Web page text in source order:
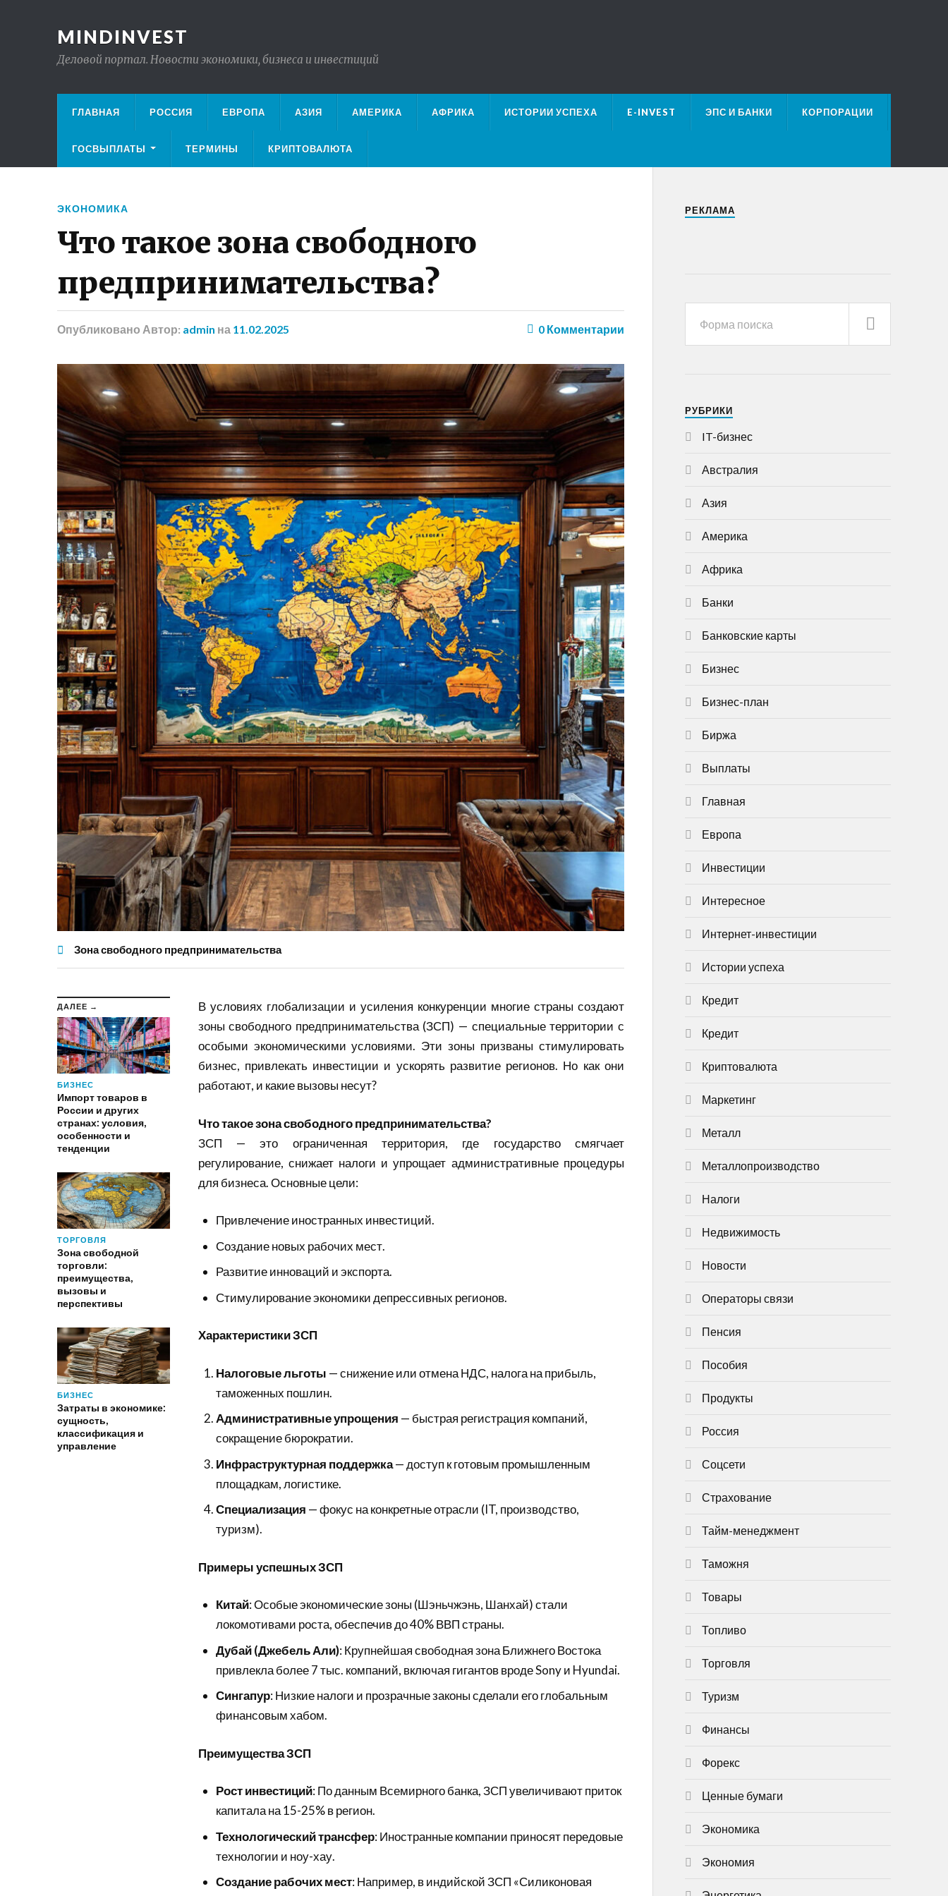
MINDINVEST
Деловой портал. Новости экономики, бизнеса и инвестиций
ГЛАВНАЯ РОССИЯ ЕВРОПА АЗИЯ АМЕРИКА АФРИКА ИСТОРИИ УСПЕХА E-INVEST ЭПС И БАНКИ КОРПОРАЦИИ
ГОСВЫПЛАТЫ ТЕРМИНЫ КРИПТОВАЛЮТА
ЭКОНОМИКА
Что такое зона свободного
предпринимательства?
Опубликовано Автор: admin на 11.02.2025 0Комментарии
Зона свободного предпринимательства
ДАЛЕЕ →
БИЗНЕС
Импорт товаров в
России и других
странах: условия,
особенности и
тенденции
ТОРГОВЛЯ
Зона свободной
торговли:
преимущества,
вызовы и
перспективы
БИЗНЕС
Затраты в экономике:
сущность,
классификация и
управление
В условиях глобализации и усиления конкуренции многие страны создают
зоны свободного предпринимательства (ЗСП) — специальные территории с
особыми экономическими условиями. Эти зоны призваны стимулировать
бизнес, привлекать инвестиции и ускорять развитие регионов. Но как они
работают, и какие вызовы несут?
Что такое зона свободного предпринимательства?
ЗСП — это ограниченная территория, где государство смягчает
регулирование, снижает налоги и упрощает административные процедуры
для бизнеса. Основные цели:
Привлечение иностранных инвестиций.
Создание новых рабочих мест.
Развитие инноваций и экспорта.
Стимулирование экономики депрессивных регионов.
Характеристики ЗСП
Налоговые льготы — снижение или отмена НДС, налога на прибыль,
таможенных пошлин.
Административные упрощения — быстрая регистрация компаний,
сокращение бюрократии.
Инфраструктурная поддержка— доступ к готовым промышленным
площадкам, логистике.
Специализация — фокус на конкретные отрасли (IT, производство,
туризм).
Примеры успешных ЗСП
Китай: Особые экономические зоны (Шэньчжэнь, Шанхай) стали
локомотивами роста, обеспечив до 40% ВВП страны.
Дубай (Джебель Али): Крупнейшая свободная зона Ближнего Востока
привлекла более 7 тыс. компаний, включая гигантов вроде Sony и Hyundai.
Сингапур: Низкие налоги и прозрачные законы сделали его глобальным
финансовым хабом.
Преимущества ЗСП
Рост инвестиций: По данным Всемирного банка, ЗСП увеличивают приток
капитала на 15-25% в регион.
Технологический трансфер: Иностранные компании приносят передовые
технологии и ноу-хау.
Создание рабочих мест: Например, в индийской ЗСП «Силиконовая
РЕКЛАМА
РУБРИКИ
IT-бизнес
Австралия
Азия
Америка
Африка
Банки
Банковские карты
Бизнес
Бизнес-план
Биржа
Выплаты
Главная
Европа
Инвестиции
Интересное
Интернет-инвестиции
Истории успеха
Кредит
Кредит
Криптовалюта
Маркетинг
Металл
Металлопроизводство
Налоги
Недвижимость
Новости
Операторы связи
Пенсия
Пособия
Продукты
Россия
Соцсети
Страхование
Тайм-менеджмент
Таможня
Товары
Топливо
Торговля
Туризм
Финансы
Форекс
Ценные бумаги
Экономика
Экономия